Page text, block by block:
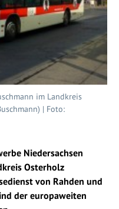
im Landkreis
| Foto:
Niedersachsen
Osterholz
von Rahden und
der europaweiten